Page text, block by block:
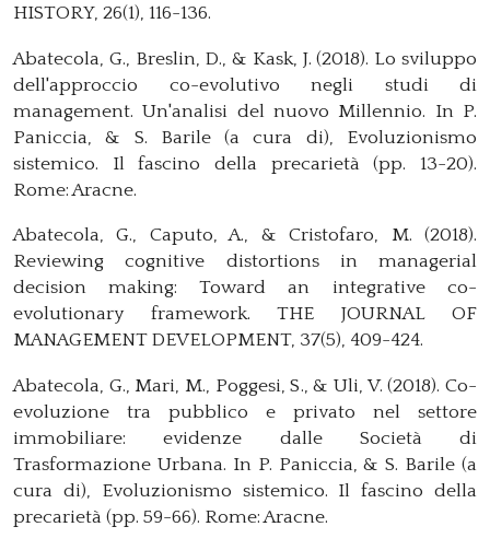
HISTORY, 26(1), 116-136.
Abatecola, G., Breslin, D., & Kask, J. (2018). Lo sviluppo
dell'approccio co-evolutivo negli studi di
management. Un'analisi del nuovo Millennio. In P.
Paniccia, & S. Barile (a cura di), Evoluzionismo
sistemico. Il fascino della precarietà (pp. 13-20).
Rome: Aracne.
Abatecola, G., Caputo, A., & Cristofaro, M. (2018).
Reviewing cognitive distortions in managerial
decision making: Toward an integrative co-
evolutionary framework. THE JOURNAL OF
MANAGEMENT DEVELOPMENT, 37(5), 409-424.
Abatecola, G., Mari, M., Poggesi, S., & Uli, V. (2018). Co-
evoluzione tra pubblico e privato nel settore
immobiliare: evidenze dalle Società di
Trasformazione Urbana. In P. Paniccia, & S. Barile (a
cura di), Evoluzionismo sistemico. Il fascino della
precarietà (pp. 59-66). Rome: Aracne.